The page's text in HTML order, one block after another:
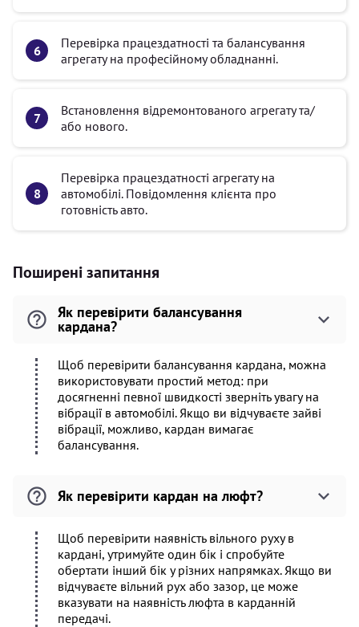
Перевірка працездатності та балансування
агрегату на професійному обладнанні.
Встановлення відремонтованого агрегату та/
або нового.
Перевірка працездатності агрегату на
автомобілі. Повідомлення клієнта про
готовність авто.
Поширені запитання
Як перевірити балансування
кардана?
Щоб перевірити балансування кардана, можна
використовувати простий метод: при
досягненні певної швидкості зверніть увагу на
вібрації в автомобілі. Якщо ви відчуваєте зайві
вібрації, можливо, кардан вимагає
балансування.
Як перевірити кардан на люфт?
Щоб перевірити наявність вільного руху в
кардані, утримуйте один бік і спробуйте
обертати інший бік у різних напрямках. Якщо ви
відчуваєте вільний рух або зазор, це може
вказувати на наявність люфта в карданній
передачі.